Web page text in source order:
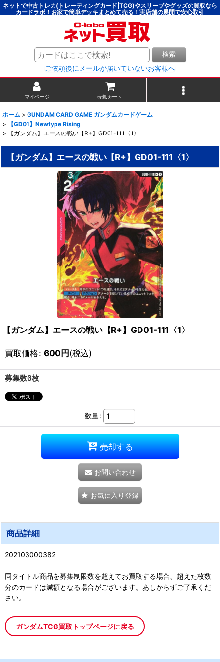
ネットで中古トレカ(トレーディングカード|TCG)やスリーブやグッズの買取なら
カードラボ！お家で簡単デッキまとめて売る！実店舗の展開で安心取引
検索
ご依頼後にメールが届いていないお客様へ
マイページ 売却カート
ホーム > GUNDAM CARD GAME ガンダムカードゲーム
>
【GD01】Newtype Rising
>
【ガンダム】エースの戦い【R+】GD01-111〈1〉
【ガンダム】エースの戦い【R+】GD01-111〈1〉
【ガンダム】エースの戦い【R+】GD01-111〈1〉
買取価格: 600円(税込)
募集数6枚
数量:
売却する
お問い合わせ
お気に入り登録
商品詳細
202103000382
同タイトル商品を募集制限数を超えてお買取する場合、超えた枚数
分のカードは減額となる場合がございます。あしからずご了承くだ
さい。
ガンダムTCG買取トップページに戻る